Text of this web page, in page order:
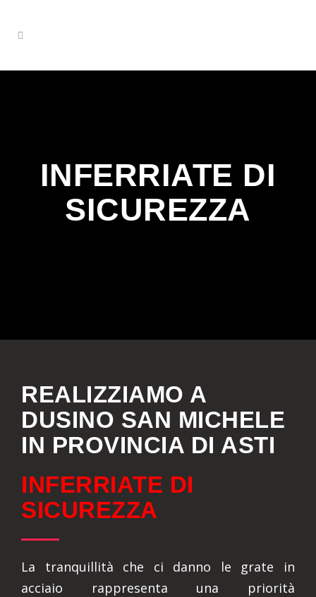
INFERRIATE DI
SICUREZZA
REALIZZIAMO A
DUSINO SAN MICHELE
IN PROVINCIA DI ASTI
INFERRIATE DI
SICUREZZA
La tranquillità che ci danno le grate in
acciaio rappresenta una priorità